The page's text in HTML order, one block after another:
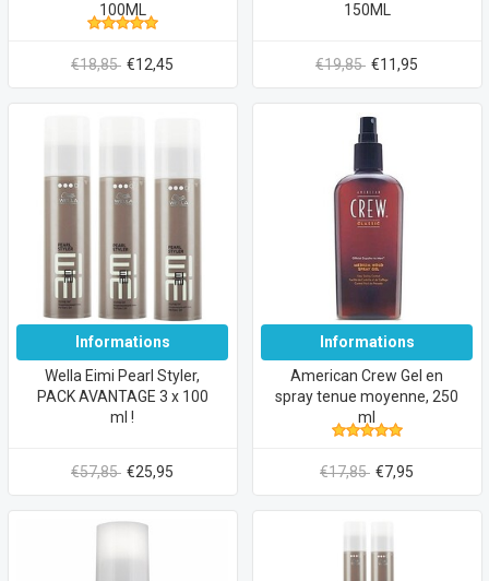
100ML
€18,85 €12,45
150ML
€19,85 €11,95
Informations
Wella Eimi Pearl Styler,
PACK AVANTAGE 3 x 100
ml !
€57,85 €25,95
Informations
American Crew Gel en
spray tenue moyenne, 250
ml
€17,85 €7,95